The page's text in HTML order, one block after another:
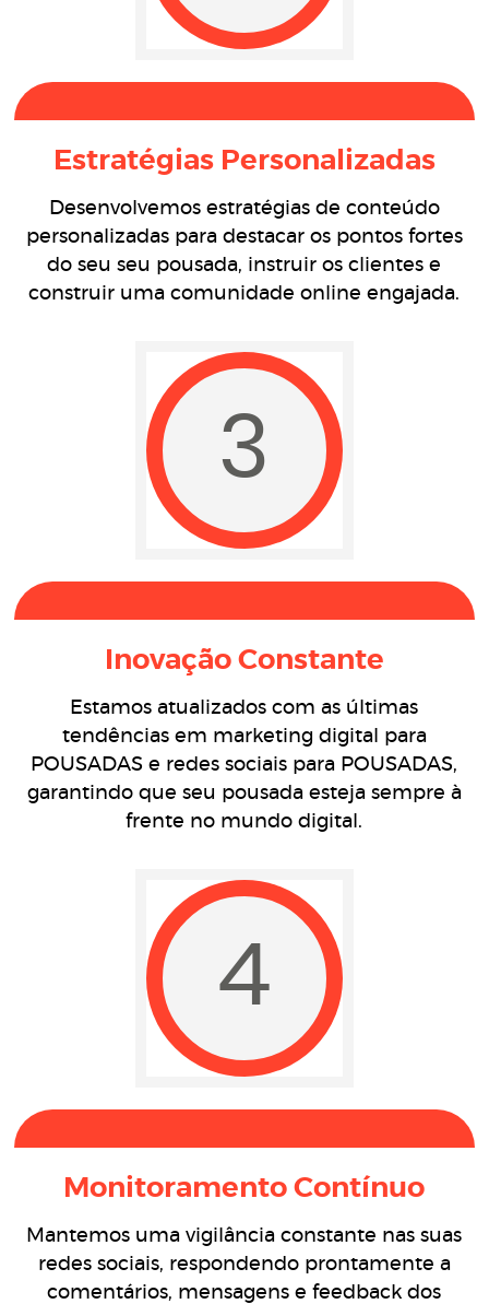
Estratégias Personalizadas
Desenvolvemos estratégias de conteúdo
personalizadas para destacar os pontos fortes
do seu seu pousada, instruir os clientes e
construir uma comunidade online engajada.
3
Inovação Constante
Estamos atualizados com as últimas
tendências em marketing digital para
POUSADAS e redes sociais para POUSADAS,
garantindo que seu pousada esteja sempre à
frente no mundo digital.
4
Monitoramento Contínuo
Mantemos uma vigilância constante nas suas
redes sociais, respondendo prontamente a
comentários, mensagens e feedback dos